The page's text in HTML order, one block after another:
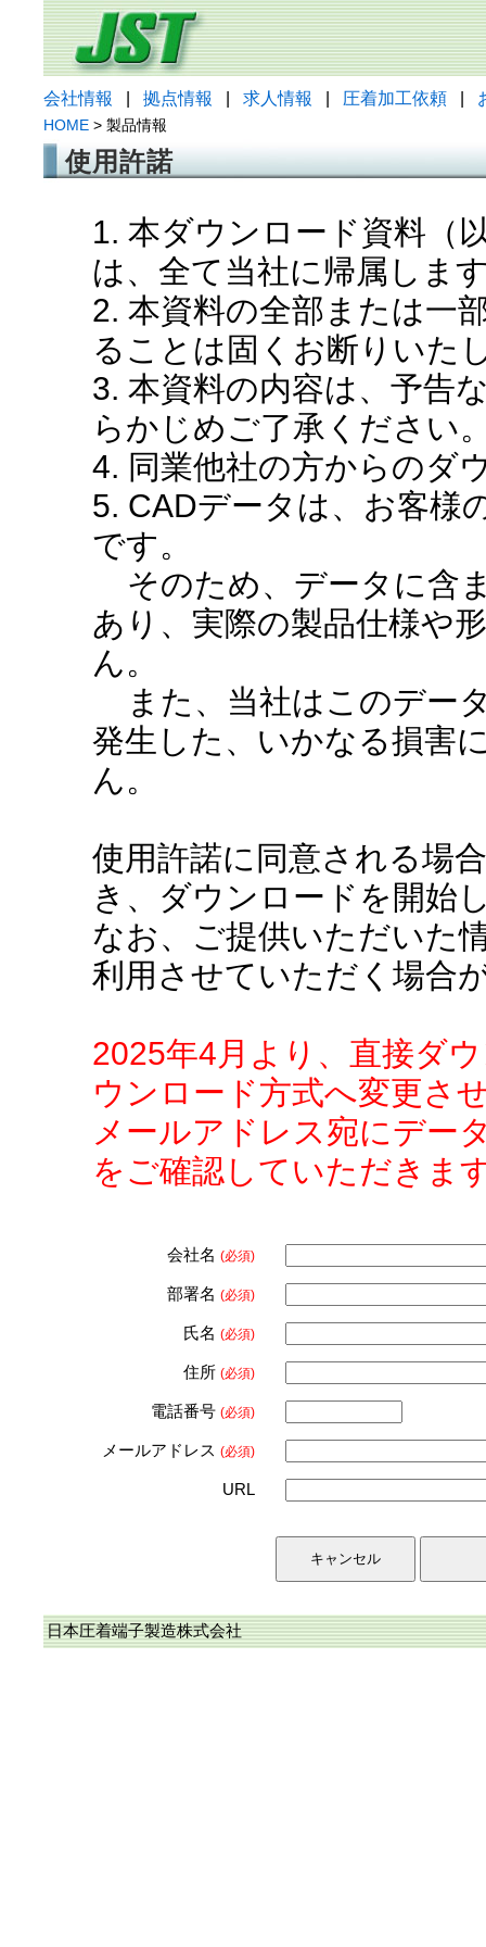
会社情報 拠点情報 求人情報 圧着加工依頼
HOME > 製品情報
使用許諾
1. 本ダウンロード資料（
は、全て当社に帰属しま
2. 本資料の全部または一
ることは固くお断りいた
3. 本資料の内容は、予告
らかじめご了承ください
4. 同業他社の方からのダ
5. CADデータは、お客様
です。
そのため、データに含
あり、実際の製品仕様や
ん。
また、当社はこのデー
発生した、いかなる損害
ん。
使用許諾に同意される場
き、ダウンロードを開始
なお、ご提供いただいた
利用させていただく場合
2025年4月より、直接ダ
ウンロード方式へ変更さ
メールアドレス宛にデー
をご確認していただきま
会社名 (必須)
部署名 (必須)
氏名 (必須)
住所 (必須)
電話番号 (必須)
メールアドレス (必須)
URL
日本圧着端子製造株式会社